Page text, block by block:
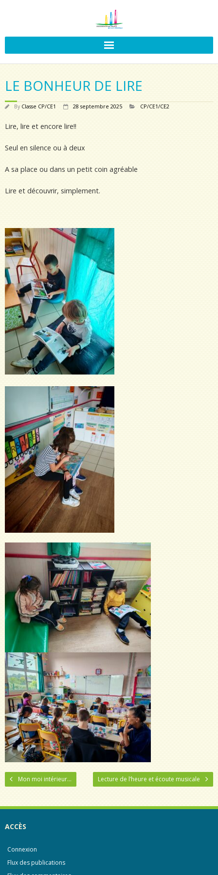
LE BONHEUR DE LIRE
By Classe CP/CE1 28 septembre 2025 CP/CE1/CE2
Lire, lire et encore lire!!
Seul en silence ou à deux
A sa place ou dans un petit coin agréable
Lire et découvrir, simplement.
Mon moi intérieur… Lecture de l’heure et écoute musicale
ACCÈS
Connexion
Flux des publications